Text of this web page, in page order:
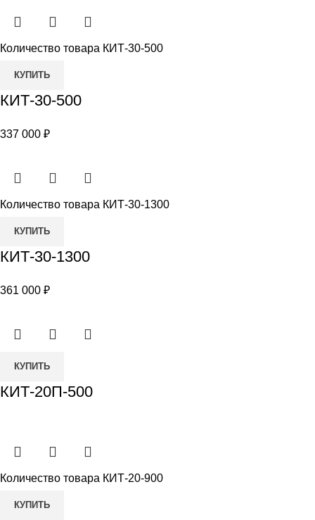
Количество товара КИТ-30-500
КУПИТЬ
КИТ-30-500
337 000 ₽
Количество товара КИТ-30-1300
КУПИТЬ
КИТ-30-1300
361 000 ₽
КУПИТЬ
КИТ-20П-500
Количество товара КИТ-20-900
КУПИТЬ